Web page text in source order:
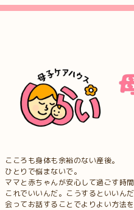
こころも身体も余裕のない産後。
ひとりで悩まないで。
ママと赤ちゃんが安心して過ごす時
これでいいんだ。こうするといいんだ
会ってお話することでよりよい方法